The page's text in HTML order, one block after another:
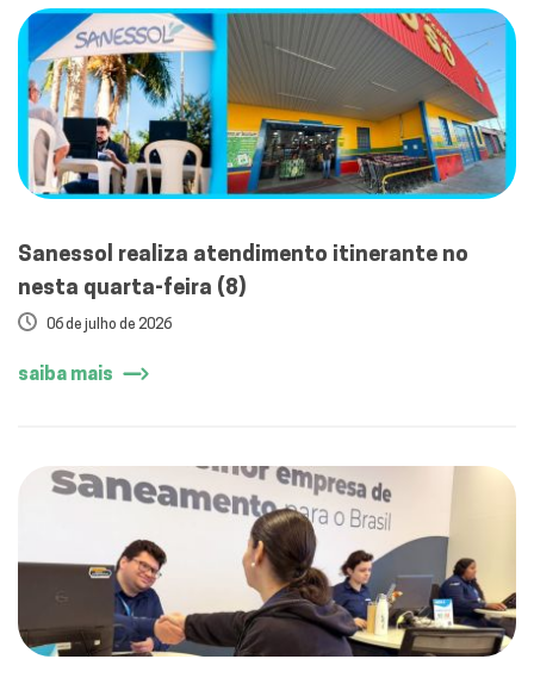
Sanessol realiza atendimento itinerante no
nesta quarta-feira (8)
06 de julho de 2026
saiba mais